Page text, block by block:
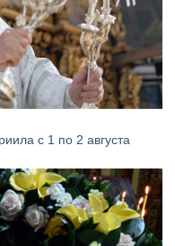
с 1 по 2 августа